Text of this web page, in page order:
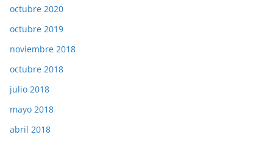
octubre 2020
octubre 2019
noviembre 2018
octubre 2018
julio 2018
mayo 2018
abril 2018